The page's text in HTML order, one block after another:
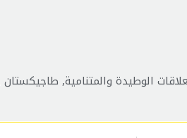
الوطيدة والمتنامية, طاجيكستان